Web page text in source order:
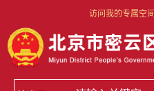
访问我的专属空间